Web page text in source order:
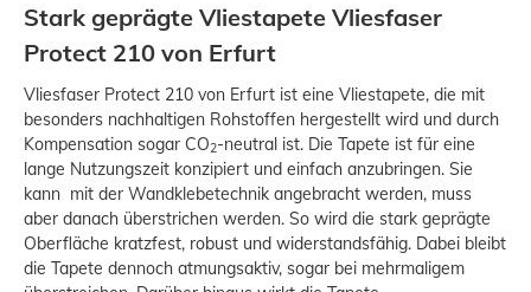
Stark geprägte Vliestapete Vliesfaser
Protect 210 von Erfurt
Vliesfaser Protect 210 von Erfurt ist eine Vliestapete, die mit
besonders nachhaltigen Rohstoffen hergestellt wird und durch
Kompensation sogar CO2-neutral ist. Die Tapete ist für eine
lange Nutzungszeit konzipiert und einfach anzubringen. Sie
kann mit der Wandklebetechnik angebracht werden, muss
aber danach überstrichen werden. So wird die stark geprägte
Oberfläche kratzfest, robust und widerstandsfähig. Dabei bleibt
die Tapete dennoch atmungsaktiv, sogar bei mehrmaligem